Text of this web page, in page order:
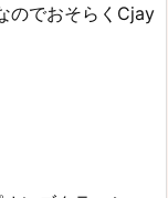
のでおそらくCjay